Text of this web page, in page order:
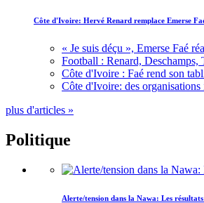
Côte d'Ivoire: Hervé Renard remplace Emerse
« Je suis déçu », Emerse Faé
Football : Renard, Deschamps,
Côte d'Ivoire : Faé rend son
Côte d'Ivoire: des organisations
plus d'articles »
Politique
Alerte/tension dans la Nawa: Les